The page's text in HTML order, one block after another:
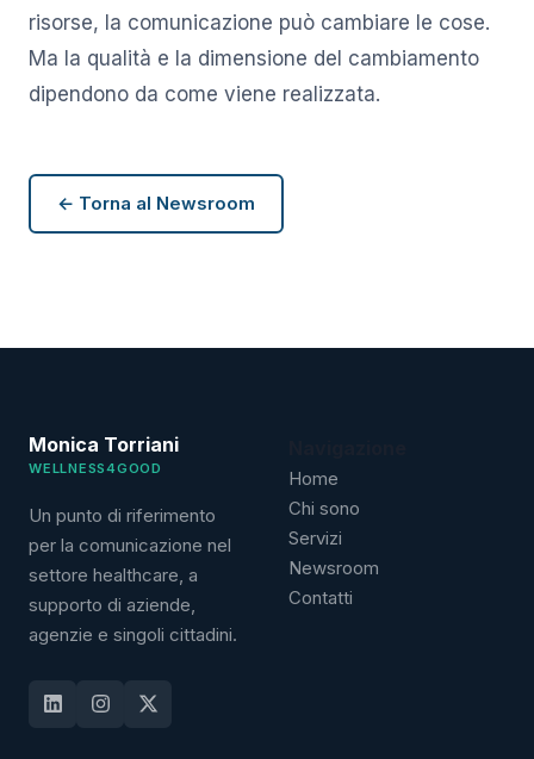
risorse, la comunicazione può cambiare le cose.
Ma la qualità e la dimensione del cambiamento
dipendono da come viene realizzata.
← Torna al Newsroom
Monica Torriani
WELLNESS4GOOD
Un punto di riferimento
per la comunicazione nel
settore healthcare, a
supporto di aziende,
agenzie e singoli cittadini.
Home
Chi sono
Servizi
Newsroom
Contatti